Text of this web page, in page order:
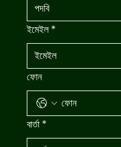
ইমেইল *
ফোন
বার্তা *